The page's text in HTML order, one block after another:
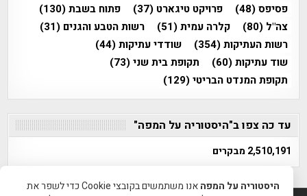
פסיפס(48) פרויקט טיגארט (37) פתוח בשבת(130)
צה"ל (80) קלרה עמית(51) רשות הטבע והגנים (31)
רשות העתיקות(354) שודדי עתיקות(44)
שוד עתיקות(60) תקופת בית שני(73)
תקופת המנדט הבריטי(129)
עד כה צפו ב"היסטוריה על המפה"
2,510,191 מבקרים
היסטוריה על המפה
אנו משתמשים בקובצי Cookie כדי לשפר את